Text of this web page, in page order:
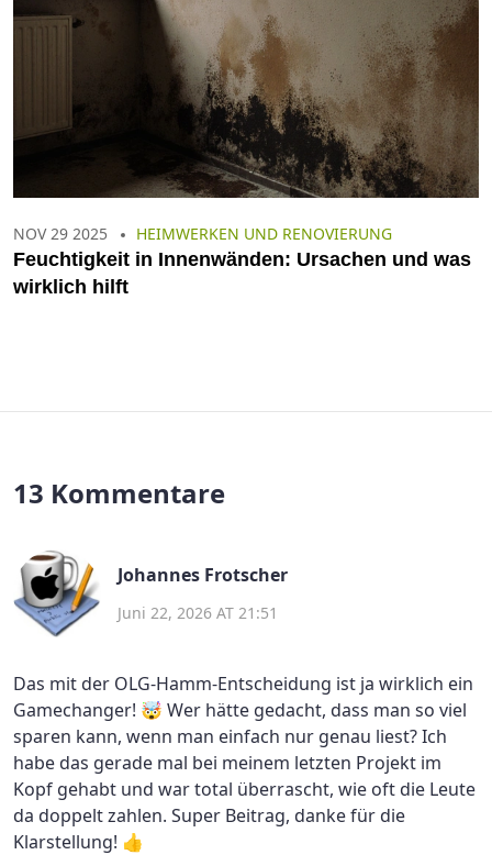
NOV 29 2025 HEIMWERKEN UND RENOVIERUNG
Feuchtigkeit in Innenwänden: Ursachen und was
wirklich hilft
13 Kommentare
Johannes Frotscher
Juni 22, 2026 AT 21:51
Das mit der OLG-Hamm-Entscheidung ist ja wirklich ein
Gamechanger! 🤯 Wer hätte gedacht, dass man so viel
sparen kann, wenn man einfach nur genau liest? Ich
habe das gerade mal bei meinem letzten Projekt im
Kopf gehabt und war total überrascht, wie oft die Leute
da doppelt zahlen. Super Beitrag, danke für die
Klarstellung! 👍